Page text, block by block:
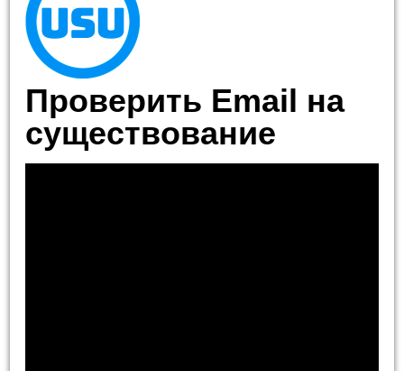
Проверить Email на
существование